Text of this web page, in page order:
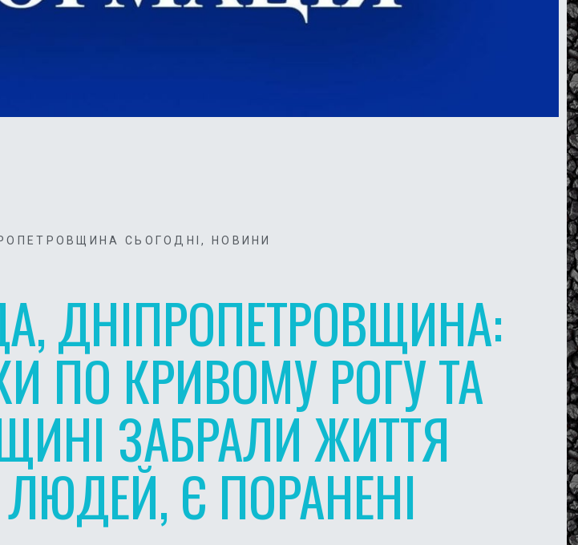
СЬОГОДНІ, НОВИНИ
ДНІПРОПЕТРОВЩИНА:
ПО КРИВОМУ РОГУ ТА
ЗАБРАЛИ ЖИТТЯ
Є ПОРАНЕНІ